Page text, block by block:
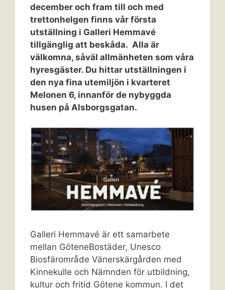
december och fram till och med
trettonhelgen finns vår första
utställning i Galleri Hemmavé
tillgänglig att beskåda. Alla är
välkomna, såväl allmänheten som våra
hyresgäster. Du hittar utställningen i
den nya fina utemiljön i kvarteret
Melonen 6, innanför de nybyggda
husen på Alsborgsgatan.
Galleri Hemmavé är ett samarbete
mellan GöteneBostäder, Unesco
Biosfärområde Vänerskärgården med
Kinnekulle och Nämnden för utbildning,
kultur och fritid Götene kommun. I det